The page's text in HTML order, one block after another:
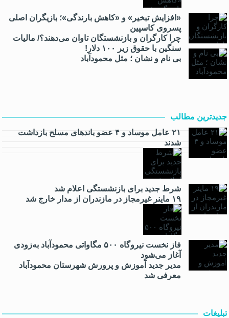
«افزایش تبخیر» و «کاهش بارندگی»؛ بازیگران اصلی
پسروی کاسپین
چرا کارگران و بازنشستگان تاوان می‌دهند؟/ مالیات
سنگین با حقوق زیر ۱۰۰ دلار!
بی نام و نشان ؛ مثل محمودآباد
جدیدترین مطالب
۲۱ عامل موساد و ۴ عضو باند‌های مسلح بازداشت
شدند
شرط جدید برای بازنشستگی اعلام شد
۱۹ ماینر غیرمجاز در مازندران از مدار خارج شد
فاز نخست نیروگاه ۵۰۰ مگاواتی محمودآباد به‌زودی
آغاز می‌شود
مدیر جدید آموزش و پرورش شهرستان محمودآباد
معرفی شد
تبلیغات